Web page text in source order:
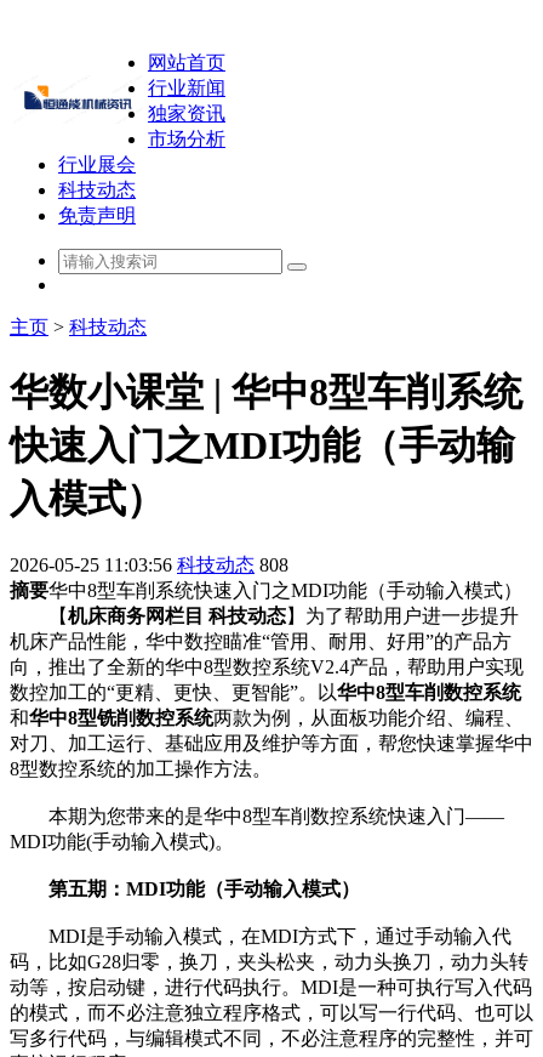
网站首页
行业新闻
独家资讯
市场分析
行业展会
科技动态
免责声明
主页 > 科技动态
华数小课堂 | 华中8型车削系统
快速入门之MDI功能（手动输
入模式）
2026-05-25 11:03:56 科技动态 808
摘要华中8型车削系统快速入门之MDI功能（手动输入模式）
【机床商务网栏目 科技动态】为了帮助用户进一步提升
机床产品性能，华中数控瞄准“管用、耐用、好用”的产品方
向，推出了全新的华中8型数控系统V2.4产品，帮助用户实现
数控加工的“更精、更快、更智能”。以华中8型车削数控系统
和华中8型铣削数控系统两款为例，从面板功能介绍、编程、
对刀、加工运行、基础应用及维护等方面，帮您快速掌握华中
8型数控系统的加工操作方法。
本期为您带来的是华中8型车削数控系统快速入门——
MDI功能(手动输入模式)。
第五期：MDI功能（手动输入模式）
MDI是手动输入模式，在MDI方式下，通过手动输入代
码，比如G28归零，换刀，夹头松夹，动力头换刀，动力头转
动等，按启动键，进行代码执行。MDI是一种可执行写入代码
的模式，而不必注意独立程序格式，可以写一行代码、也可以
写多行代码，与编辑模式不同，不必注意程序的完整性，并可